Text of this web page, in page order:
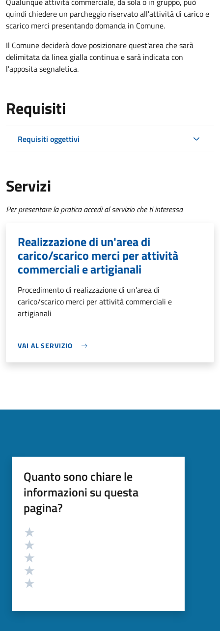
quindi chiedere un parcheggio riservato all'attività di carico e
scarico merci presentando domanda in Comune.
Il Comune deciderà dove posizionare quest'area che sarà
delimitata da linea gialla continua e sarà indicata con
l'apposita segnaletica.
Requisiti
Requisiti oggettivi
Servizi
Per presentare la pratica accedi al servizio che ti interessa
Realizzazione di un'area di
carico/scarico merci per attività
commerciali e artigianali
Procedimento di realizzazione di un'area di
carico/scarico merci per attività commerciali e
artigianali
VAI AL SERVIZIO
Quanto sono chiare le
informazioni su questa
pagina?
Valutazione